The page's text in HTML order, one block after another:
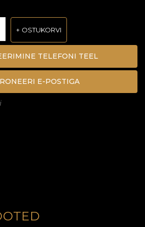
OSTUKORVI
TELEFONI TEEL
E-POSTIGA